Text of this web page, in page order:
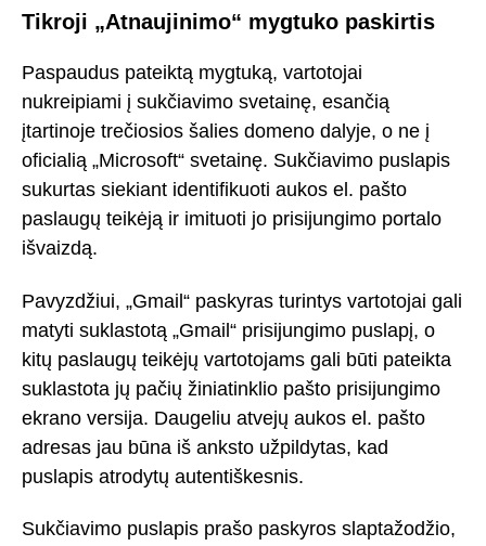
Tikroji „Atnaujinimo“ mygtuko paskirtis
Paspaudus pateiktą mygtuką, vartotojai
nukreipiami į sukčiavimo svetainę, esančią
įtartinoje trečiosios šalies domeno dalyje, o ne į
oficialią „Microsoft“ svetainę. Sukčiavimo puslapis
sukurtas siekiant identifikuoti aukos el. pašto
paslaugų teikėją ir imituoti jo prisijungimo portalo
išvaizdą.
Pavyzdžiui, „Gmail“ paskyras turintys vartotojai gali
matyti suklastotą „Gmail“ prisijungimo puslapį, o
kitų paslaugų teikėjų vartotojams gali būti pateikta
suklastota jų pačių žiniatinklio pašto prisijungimo
ekrano versija. Daugeliu atvejų aukos el. pašto
adresas jau būna iš anksto užpildytas, kad
puslapis atrodytų autentiškesnis.
Sukčiavimo puslapis prašo paskyros slaptažodžio,